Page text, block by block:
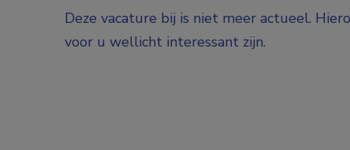
Deze vacature bij is niet meer actueel.
voor u wellicht interessant zijn.